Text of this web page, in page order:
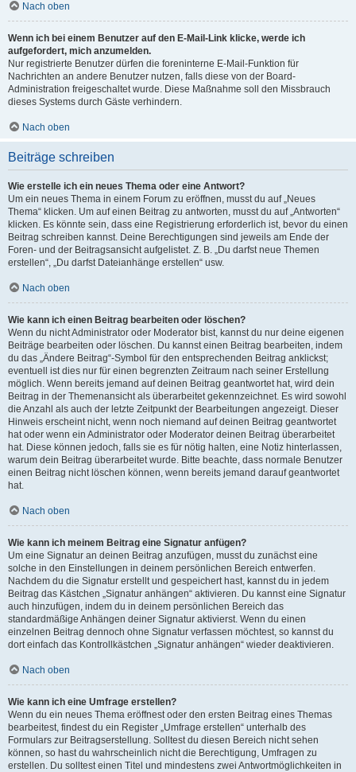
Nach oben
Wenn ich bei einem Benutzer auf den E-Mail-Link klicke, werde ich
aufgefordert, mich anzumelden.
Nur registrierte Benutzer dürfen die foreninterne E-Mail-Funktion für
Nachrichten an andere Benutzer nutzen, falls diese von der Board-
Administration freigeschaltet wurde. Diese Maßnahme soll den Missbrauch
dieses Systems durch Gäste verhindern.
Nach oben
Beiträge schreiben
Wie erstelle ich ein neues Thema oder eine Antwort?
Um ein neues Thema in einem Forum zu eröffnen, musst du auf „Neues
Thema“ klicken. Um auf einen Beitrag zu antworten, musst du auf „Antworten“
klicken. Es könnte sein, dass eine Registrierung erforderlich ist, bevor du einen
Beitrag schreiben kannst. Deine Berechtigungen sind jeweils am Ende der
Foren- und der Beitragsansicht aufgelistet. Z. B. „Du darfst neue Themen
erstellen“, „Du darfst Dateianhänge erstellen“ usw.
Nach oben
Wie kann ich einen Beitrag bearbeiten oder löschen?
Wenn du nicht Administrator oder Moderator bist, kannst du nur deine eigenen
Beiträge bearbeiten oder löschen. Du kannst einen Beitrag bearbeiten, indem
du das „Ändere Beitrag“-Symbol für den entsprechenden Beitrag anklickst;
eventuell ist dies nur für einen begrenzten Zeitraum nach seiner Erstellung
möglich. Wenn bereits jemand auf deinen Beitrag geantwortet hat, wird dein
Beitrag in der Themenansicht als überarbeitet gekennzeichnet. Es wird sowohl
die Anzahl als auch der letzte Zeitpunkt der Bearbeitungen angezeigt. Dieser
Hinweis erscheint nicht, wenn noch niemand auf deinen Beitrag geantwortet
hat oder wenn ein Administrator oder Moderator deinen Beitrag überarbeitet
hat. Diese können jedoch, falls sie es für nötig halten, eine Notiz hinterlassen,
warum dein Beitrag überarbeitet wurde. Bitte beachte, dass normale Benutzer
einen Beitrag nicht löschen können, wenn bereits jemand darauf geantwortet
hat.
Nach oben
Wie kann ich meinem Beitrag eine Signatur anfügen?
Um eine Signatur an deinen Beitrag anzufügen, musst du zunächst eine
solche in den Einstellungen in deinem persönlichen Bereich entwerfen.
Nachdem du die Signatur erstellt und gespeichert hast, kannst du in jedem
Beitrag das Kästchen „Signatur anhängen“ aktivieren. Du kannst eine Signatur
auch hinzufügen, indem du in deinem persönlichen Bereich das
standardmäßige Anhängen deiner Signatur aktivierst. Wenn du einen
einzelnen Beitrag dennoch ohne Signatur verfassen möchtest, so kannst du
dort einfach das Kontrollkästchen „Signatur anhängen“ wieder deaktivieren.
Nach oben
Wie kann ich eine Umfrage erstellen?
Wenn du ein neues Thema eröffnest oder den ersten Beitrag eines Themas
bearbeitest, findest du ein Register „Umfrage erstellen“ unterhalb des
Formulars zur Beitragserstellung. Solltest du diesen Bereich nicht sehen
können, so hast du wahrscheinlich nicht die Berechtigung, Umfragen zu
erstellen. Du solltest einen Titel und mindestens zwei Antwortmöglichkeiten in